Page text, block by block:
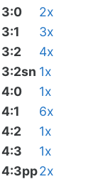
3:0
2x
3:1
3x
3:2
4x
3:2sn 1x
4:0
1x
4:1
6x
4:2
1x
4:3
1x
4:3pp2x